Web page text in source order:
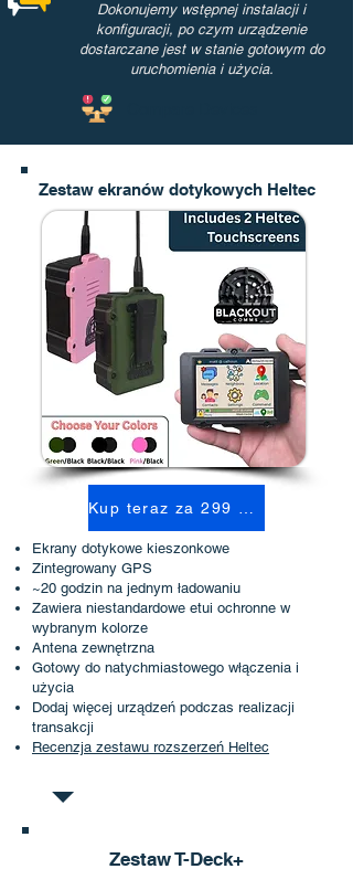
Dokonujemy wstępnej instalacji i
konfiguracji, po czym urządzenie
dostarczane jest w stanie gotowym do
uruchomienia i użycia.
Zestaw ekranów dotykowych Heltec
Kup teraz za 299 USD
Ekrany dotykowe kieszonkowe
Zintegrowany GPS
~20 godzin na jednym ładowaniu
Zawiera niestandardowe etui ochronne w
wybranym kolorze
Antena zewnętrzna
Gotowy do natychmiastowego włączenia i
użycia
Dodaj więcej urządzeń podczas realizacji
transakcji
Recenzja zestawu rozszerzeń Heltec
Zestaw T-Deck+